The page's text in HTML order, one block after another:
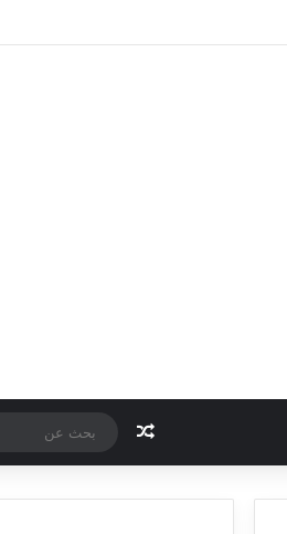
مقال عشوائي